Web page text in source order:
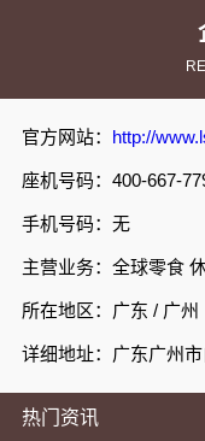
官方网站： http://
座机号码：400-667-
手机号码：无
主营业务：全球零食
所在地区：广东 / 广州
热门资讯